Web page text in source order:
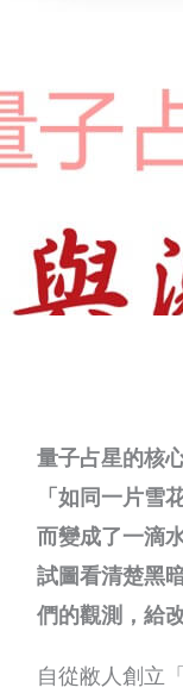
量子占星的核
「如同一片雪
而變成了一滴
試圖看清楚黑
們的觀測，給
自從敝人創立